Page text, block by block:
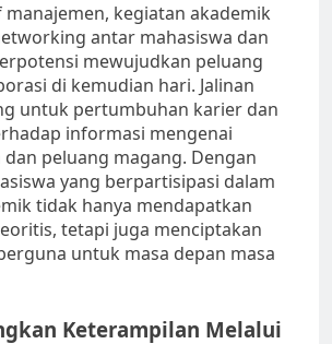
kegiatan akademik
antar mahasiswa dan
mewujudkan peluang
di kemudian hari. Jalinan
untuk pertumbuhan karier dan
informasi mengenai
peluang magang. Dengan
yang berpartisipasi dalam
tidak hanya mendapatkan
tetapi juga menciptakan
untuk masa depan masa
Keterampilan Melalui